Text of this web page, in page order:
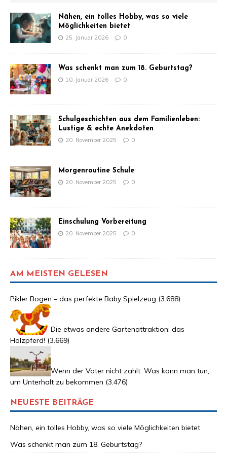
Nähen, ein tolles Hobby, was so viele
Möglichkeiten bietet
25. Januar 2026 0
Was schenkt man zum 18. Geburtstag?
10. Januar 2026 0
Schulgeschichten aus dem Familienleben:
Lustige & echte Anekdoten
20. November 2025 0
Morgenroutine Schule
20. November 2025 0
Einschulung Vorbereitung
20. November 2025 0
AM MEISTEN GELESEN
Pikler Bogen – das perfekte Baby Spielzeug (3.688)
Die etwas andere Gartenattraktion: das
Holzpferd! (3.669)
Wenn der Vater nicht zahlt: Was kann man tun,
um Unterhalt zu bekommen (3.476)
NEUESTE BEITRÄGE
Nähen, ein tolles Hobby, was so viele Möglichkeiten bietet
Was schenkt man zum 18. Geburtstag?